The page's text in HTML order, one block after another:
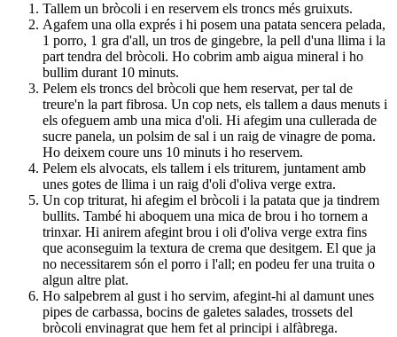
Tallem un bròcoli i en reservem els troncs més gruixuts.
Agafem una olla exprés i hi posem una patata sencera pelada,
1 porro, 1 gra d'all, un tros de gingebre, la pell d'una llima i la
part tendra del bròcoli. Ho cobrim amb aigua mineral i ho
bullim durant 10 minuts.
Pelem els troncs del bròcoli que hem reservat, per tal de
treure'n la part fibrosa. Un cop nets, els tallem a daus menuts i
els ofeguem amb una mica d'oli. Hi afegim una cullerada de
sucre panela, un polsim de sal i un raig de vinagre de poma.
Ho deixem coure uns 10 minuts i ho reservem.
Pelem els alvocats, els tallem i els triturem, juntament amb
unes gotes de llima i un raig d'oli d'oliva verge extra.
Un cop triturat, hi afegim el bròcoli i la patata que ja tindrem
bullits. També hi aboquem una mica de brou i ho tornem a
trinxar. Hi anirem afegint brou i oli d'oliva verge extra fins
que aconseguim la textura de crema que desitgem. El que ja
no necessitarem són el porro i l'all; en podeu fer una truita o
algun altre plat.
Ho salpebrem al gust i ho servim, afegint-hi al damunt unes
pipes de carbassa, bocins de galetes salades, trossets del
bròcoli envinagrat que hem fet al principi i alfàbrega.